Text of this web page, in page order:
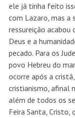
ele já tinha feito
com Lazaro, mas a
ressureição
Deus e a
pecado. Para os
povo Hebreu do
ocorre após a
cristianismo, afinal
além de todos os
Feira Santa, Cristo,